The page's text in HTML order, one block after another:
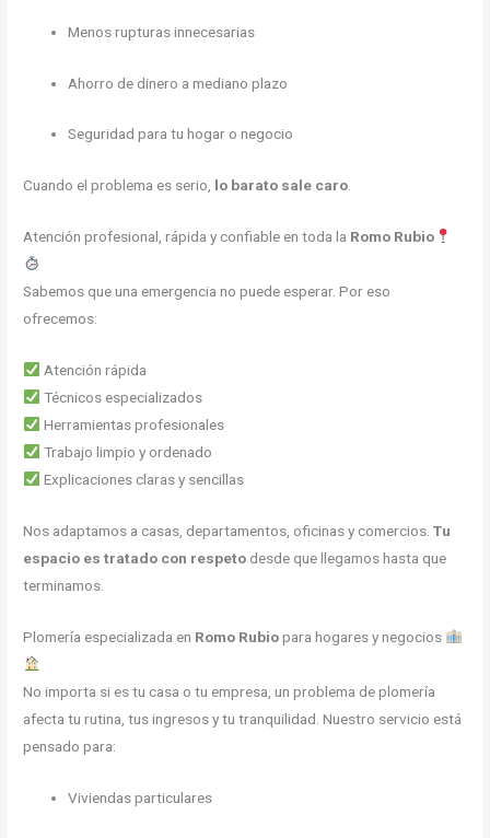
Menos rupturas innecesarias
Ahorro de dinero a mediano plazo
Seguridad para tu hogar o negocio
Cuando el problema es serio, lo barato sale caro.
Atención profesional, rápida y confiable en toda la Romo Rubio
Sabemos que una emergencia no puede esperar. Por eso
ofrecemos:
Atención rápida
Técnicos especializados
Herramientas profesionales
Trabajo limpio y ordenado
Explicaciones claras y sencillas
Nos adaptamos a casas, departamentos, oficinas y comercios.Tu
espacio es tratado con respeto desde que llegamos hasta que
terminamos.
Plomería especializada en Romo Rubiopara hogares y negocios
No importa si es tu casa o tu empresa, un problema de plomería
afecta tu rutina, tus ingresos y tu tranquilidad. Nuestro servicio está
pensado para:
Viviendas particulares